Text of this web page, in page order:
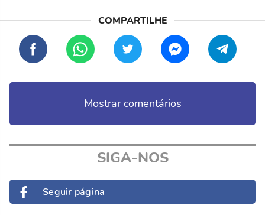
Mostrar comentários
SIGA-NOS
Seguir página